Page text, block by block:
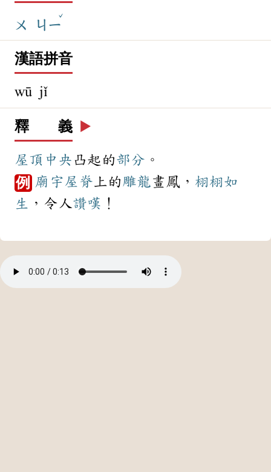
ㄨ ㄐㄧ
ˇ
漢語拼音
wū jǐ
釋 義 ▶️
屋頂 中央 凸起的部分 。
例 廟宇屋脊 上的 雕龍 畫鳳， 栩栩如
生
，令人讚嘆 ！